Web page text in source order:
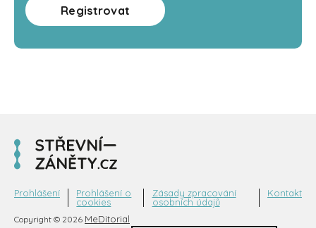
Registrovat
Copyright © 2026 MeDitorial
Prohlášení
Prohlášení o
cookies
Zásady zpracování
osobních údajů
Kontakt